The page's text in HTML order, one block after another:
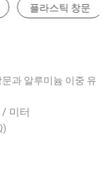
과 알루미늄 이중 유
/ 미터
Ltd.